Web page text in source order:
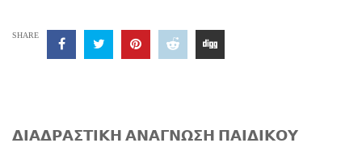
SHARE
𝝙𝝞𝝖𝝙𝝦𝝖𝝨𝝩𝝞𝝟𝝜 𝝖𝝢𝝖𝝘𝝢𝝮𝝨𝝜 𝝥𝝖𝝞𝝙𝝞𝝟𝝤𝝪